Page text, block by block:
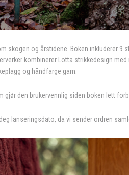
skogen og årstidene. Boken inkluderer 9
kombinerer Lotta strikkedesign
og håndfarge garn.
den brukervennlig siden boken lett
lanseringsdato, da vi sender ordren